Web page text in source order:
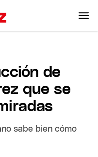
de
que se
sabe bien cómo